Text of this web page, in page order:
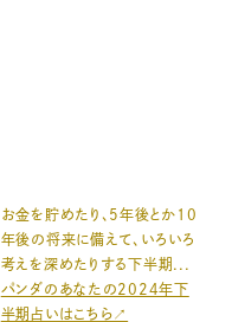
お金を貯めたり、5年後とか10
年後の将来に備えて、いろいろ
考えを深めたりする下半期...
パンダのあなたの2024年下
半期占いはこちら↗️